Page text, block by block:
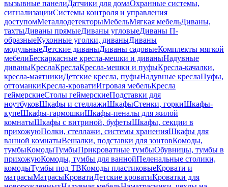
вызывные панелиДатчики для домаОхранные системы,
сигнализацииСистемы контроля и управления
доступомМеталлодетекторыМебельМягкая мебельДиваны,
тахтыДиваны прямыеДиваны угловыеДиваны П-
образныеКухонные уголки, диваныДиваны
модульныеДетские диваныДиваны садовыеКомплекты мягкой
мебелиБескаркасные кресла-мешки и диваныНадувные
диваныКреслаКреслаКресла-мешки и пуфыКресла-качалки,
кресла-маятникиДетские кресла, пуфыНадувные креслаПуфы,
оттоманкиКресла-кроватиИгровая мебельКресла
геймерскиеСтолы геймерскиеПодставки для
ноутбуковШкафы и стеллажиШкафыСтенки, горкиШкафы-
купеШкафы-гармошкиШкафы-пеналы для жилой
комнатыШкафы с витриной, буфетыШкафы, секции в
прихожуюПолки, стеллажи, системы храненияШкафы для
ванной комнатыВешалки, подставки для зонтовКомоды,
тумбыКомодыТумбыПрикроватные тумбыОбувницы, тумбы в
прихожуюКомоды, тумбы для ваннойПеленальные столики,
комодыТумбы под ТВКомоды пластиковыеКровати и
матрасыМатрасыКроватиДетские кроватиКроватки для